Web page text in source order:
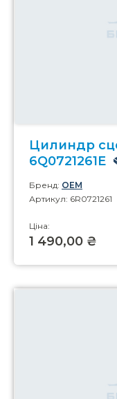
Цилиндр
6Q0721261E
Бренд: OEM
Артикул: 6R0721261
Ціна:
1 490,00 ₴